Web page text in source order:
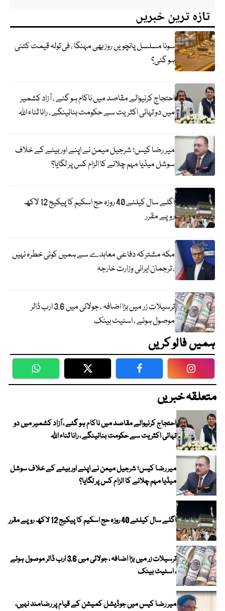
تازہ ترین خبریں
سونا مسلسل پانچویں روز بھی مہنگا ، فی تولہ قیمت کتنی
ہو گئی؟
احتجاج کرنیوالے مقاصد میں ناکام ہو گئے ، آزاد کشمیر
میں دو تہائی اکثریت سے حکومت بنائینگے ، رانا ثناء اللہ
میر رضا کیس؛ شرجیل میمن نے اپنے اور بیٹے کے خلاف
سوشل میڈیا مہم چلانے کا الزام کس پر لگایا؟
اگلے سال کیلئے 40 روزہ حج اسکیم کا پیکیج 12 لاکھ
روپے مقرر
مکہ مشترکہ دفاعی معاہدے سے ہمیں کوئی خطرہ نہیں
، ترجمان ایرانی وزارت خارجہ
ترسیلات زر میں بڑا اضافہ ، جولائی میں 3.6 ارب ڈالر
موصول ہوئے ، اسٹیٹ بینک
ہمیں فالو کریں
WhatsApp Twitter Facebook
متعلقہ خبریں
احتجاج کرنیوالے مقاصد میں ناکام ہو گئے ، آزاد کشمیر میں دو
تہائی اکثریت سے حکومت بنائینگے ، رانا ثناء اللہ
میر رضا کیس؛ شرجیل میمن نے اپنے اور بیٹے کے خلاف سوشل
میڈیا مہم چلانے کا الزام کس پر لگایا؟
اگلے سال کیلئے 40 روزہ حج اسکیم کا پیکیج 12 لاکھ روپے مقرر
ترسیلات زر میں بڑا اضافہ ، جولائی میں 3.6 ارب ڈالر موصول ہوئے
، اسٹیٹ بینک
میر رضا کیس میں جوڈیشل کمیشن کے قیام پر رضامند نہیں،